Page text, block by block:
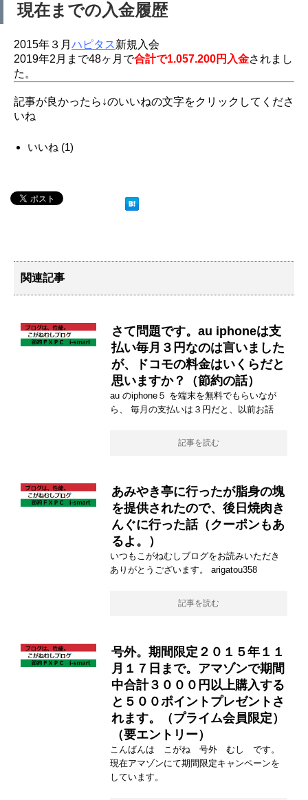
現在までの入金履歴
2015年３月 ハピタス新規入会
2019年2月まで48ヶ月で合計で1.057.200円入金されまし
た。
記事が良かったら↓のいいねの文字をクリックしてくださ
いね
いいね (1)
関連記事
さて問題です。au iphoneは支
払い毎月３円なのは言いました
が、ドコモの料金はいくらだと
思いますか？（節約の話）
au のiphone５ を端末を無料でもらいなが
ら、 毎月の支払いは３円だと、以前お話
記事を読む
あみやき亭に行ったが脂身の塊
を提供されたので、後日焼肉き
んぐに行った話（クーポンもあ
るよ。）
いつもこがねむしブログをお読みいただき
ありがとうございます。 arigatou358
記事を読む
号外。期間限定２０１５年１１
月１７日まで。アマゾンで期間
中合計３０００円以上購入する
と５００ポイントプレゼントさ
れます。（プライム会員限定）
（要エントリー）
こんばんは こがね 号外 むし です。
現在アマゾンにて期間限定キャンペーンを
しています。